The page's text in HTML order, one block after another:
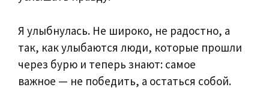
Я улыбнулась. Не широко, не радостно, а
так, как улыбаются люди, которые прошли
через бурю и теперь знают: самое
важное — не победить, а остаться собой.